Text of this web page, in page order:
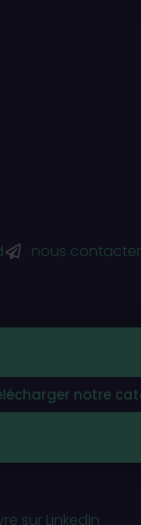
nous contacter
notre
sur LinkedIn